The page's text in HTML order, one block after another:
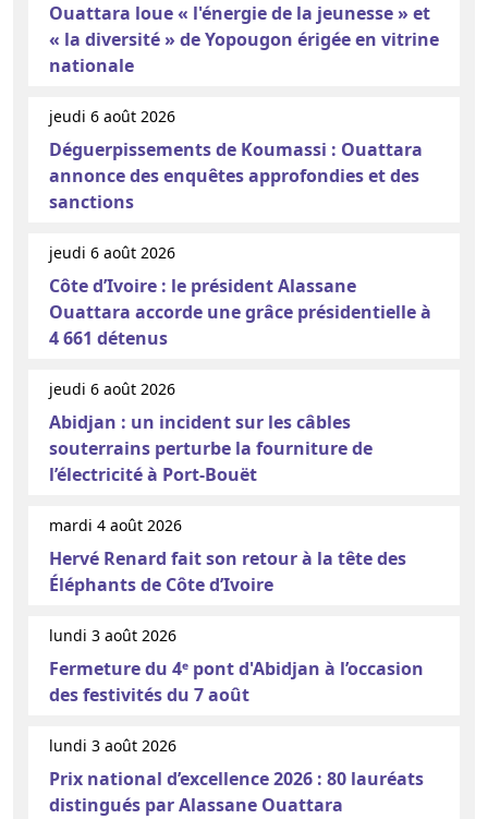
Ouattara loue « l'énergie de la jeunesse » et
« la diversité » de Yopougon érigée en vitrine
nationale
jeudi 6 août 2026
Déguerpissements de Koumassi : Ouattara
annonce des enquêtes approfondies et des
sanctions
jeudi 6 août 2026
Côte d’Ivoire : le président Alassane
Ouattara accorde une grâce présidentielle à
4 661 détenus
jeudi 6 août 2026
Abidjan : un incident sur les câbles
souterrains perturbe la fourniture de
l’électricité à Port-Bouët
mardi 4 août 2026
Hervé Renard fait son retour à la tête des
Éléphants de Côte d’Ivoire
lundi 3 août 2026
Fermeture du 4ᵉ pont d'Abidjan à l’occasion
des festivités du 7 août
lundi 3 août 2026
Prix national d’excellence 2026 : 80 lauréats
distingués par Alassane Ouattara